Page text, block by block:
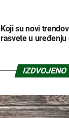
Koji su novi
rasvete u uređenju
IZDVOJENO